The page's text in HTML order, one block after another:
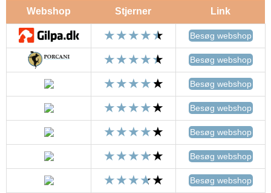
Webshop Stjerner Link
Besøg webshop
Besøg webshop
Besøg webshop
Besøg webshop
Besøg webshop
Besøg webshop
Besøg webshop